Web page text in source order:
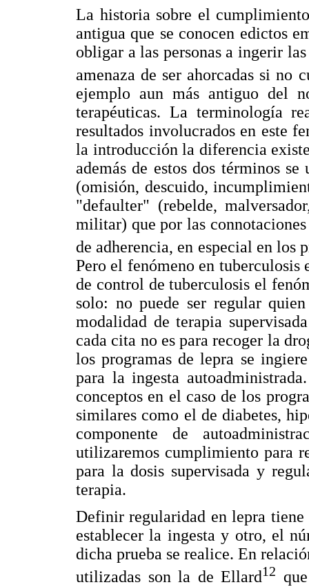
La historia sobre el
antigua que se conocen edictos
obligar a las personas a ingerir
amenaza de ser ahorcadas si no
ejemplo aun más antiguo del
terapéuticas. La terminología
resultados involucrados en este
la introducción la diferencia
además de estos dos términos
(omisión, descuido,
"defaulter" (rebelde,
militar) que por las
de adherencia, en especial en los
Pero el fenómeno en tuberculosis
de control de tuberculosis el
solo: no puede ser regular
modalidad de terapia
cada cita no es para recoger la
los programas de lepra se
para la ingesta
conceptos en el caso de los
similares como el de diabetes,
componente de
utilizaremos cumplimiento para
para la dosis supervisada y
terapia.
Definir regularidad en lepra tiene
establecer la ingesta y otro, el
dicha prueba se realice. En
utilizadas son la de Ellard12